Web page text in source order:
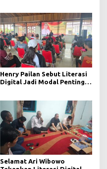
Henry Pailan Sebut Literasi
Digital Jadi Modal Penting
Selamat Ari Wibowo